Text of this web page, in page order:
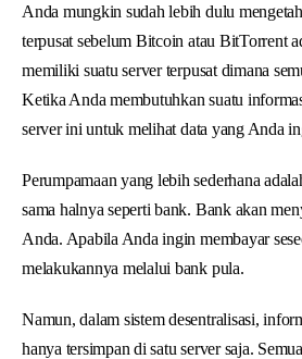
Anda mungkin sudah lebih dulu
terpusat sebelum Bitcoin atau BitTorrent
memiliki suatu server terpusat dimana
Ketika Anda membutuhkan suatu
server ini untuk melihat data yang Anda
Perumpamaan yang lebih sederhana
sama halnya seperti bank. Bank akan
Anda. Apabila Anda ingin membayar
melakukannya melalui bank pula.
Namun, dalam sistem desentralisasi,
hanya tersimpan di satu server saja.